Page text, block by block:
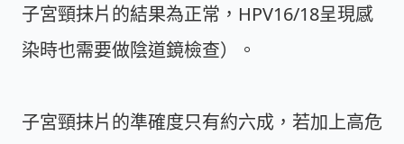
子宮頸抹片的結果為正常，HPV16/18呈現感
染時也需要做陰道鏡檢查）。
子宮頸抹片的準確度只有約六成，若加上高危